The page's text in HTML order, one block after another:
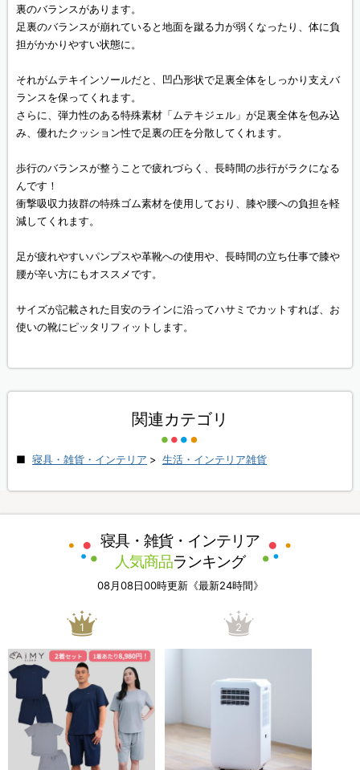
裏のバランスがあります。
足裏のバランスが崩れていると地面を蹴る力が弱くなったり、体に負
担がかかりやすい状態に。
それがムテキインソールだと、凹凸形状で足裏全体をしっかり支えバ
ランスを保ってくれます。
さらに、弾力性のある特殊素材「ムテキジェル」が足裏全体を包み込
み、優れたクッション性で足裏の圧を分散してくれます。
歩行のバランスが整うことで疲れづらく、長時間の歩行がラクになる
んです！
衝撃吸収力抜群の特殊ゴム素材を使用しており、膝や腰への負担を軽
減してくれます。
足が疲れやすいパンプスや革靴への使用や、長時間の立ち仕事で膝や
腰が辛い方にもオススメです。
サイズが記載された目安のラインに沿ってハサミでカットすれば、お
使いの靴にピッタリフィットします。
関連カテゴリ
寝具・雑貨・インテリア > 生活・インテリア雑貨
寝具・雑貨・インテリア
人気商品ランキング
08月08日00時更新《最新24時間》
1 2